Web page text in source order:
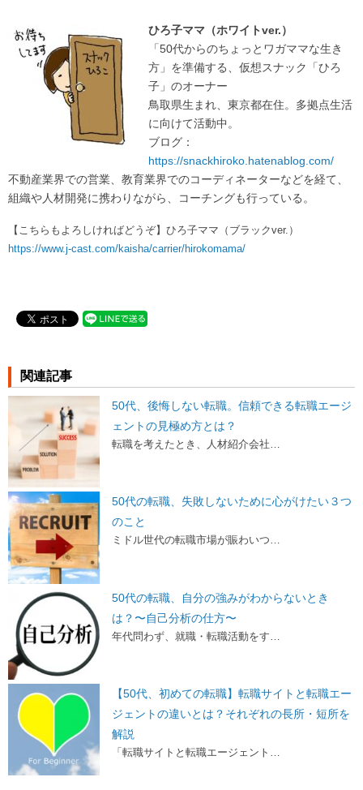
ひろ子ママ（ホワイトver.）
「50代からのちょっとワガママな生き
方」を準備する、仮想スナック「ひろ
子」のオーナー
鳥取県生まれ、東京都在住。多拠点生活
に向けて活動中。
ブログ：
https://snackhiroko.hatenablog.com/
不動産業界での営業、教育業界でのコーディネーターなどを経て、
組織や人材開発に携わりながら、コーチングも行っている。
【こちらもよろしければどうぞ】ひろ子ママ（ブラックver.）
https://www.j-cast.com/kaisha/carrier/hirokomama/
関連記事
50代、後悔しない転職。信頼できる転職エージ
ェントの見極め方とは？
転職を考えたとき、人材紹介会社…
50代の転職、失敗しないために心がけたい３つ
のこと
ミドル世代の転職市場が賑わいつ…
50代の転職、自分の強みがわからないとき
は？〜自己分析の仕方〜
年代問わず、就職・転職活動をす…
【50代、初めての転職】転職サイトと転職エー
ジェントの違いとは？それぞれの長所・短所を
解説
「転職サイトと転職エージェント…